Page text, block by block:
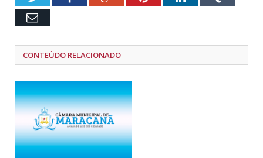
Email
CONTEÚDO RELACIONADO